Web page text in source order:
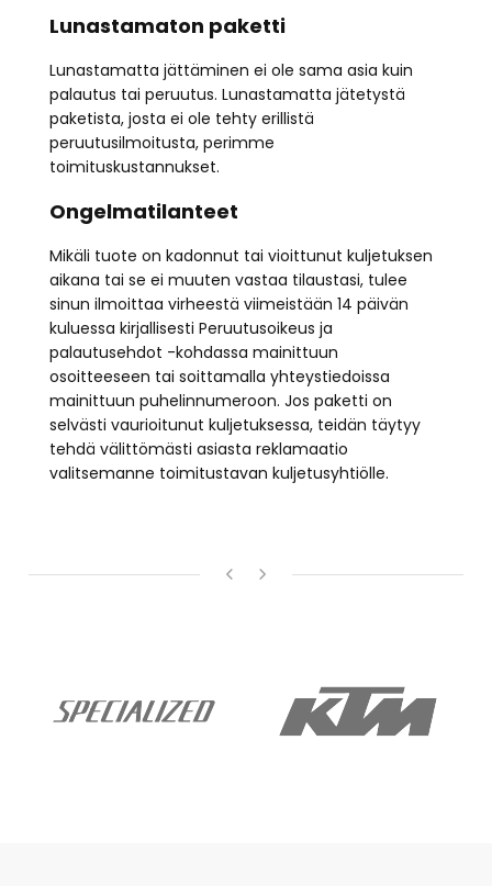
Lunastamaton paketti
Lunastamatta jättäminen ei ole sama asia kuin
palautus tai peruutus. Lunastamatta jätetystä
paketista, josta ei ole tehty erillistä
peruutusilmoitusta, perimme
toimituskustannukset.
Ongelmatilanteet
Mikäli tuote on kadonnut tai vioittunut kuljetuksen
aikana tai se ei muuten vastaa tilaustasi, tulee
sinun ilmoittaa virheestä viimeistään 14 päivän
kuluessa kirjallisesti Peruutusoikeus ja
palautusehdot -kohdassa mainittuun
osoitteeseen tai soittamalla yhteystiedoissa
mainittuun puhelinnumeroon. Jos paketti on
selvästi vaurioitunut kuljetuksessa, teidän täytyy
tehdä välittömästi asiasta reklamaatio
valitsemanne toimitustavan kuljetusyhtiölle.